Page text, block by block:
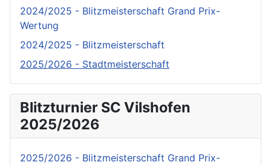
2024/2025 - Blitzmeisterschaft Grand Prix-
Wertung
2024/2025 - Blitzmeisterschaft
2025/2026 - Stadtmeisterschaft
Blitzturnier SC Vilshofen
2025/2026
2025/2026 - Blitzmeisterschaft Grand Prix-